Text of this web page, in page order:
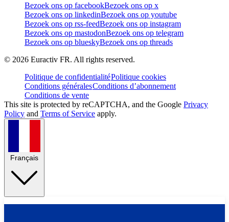
Bezoek ons op facebookBezoek ons op x
Bezoek ons op linkedinBezoek ons op youtube
Bezoek ons op rss-feedBezoek ons op instagram
Bezoek ons op mastodonBezoek ons op telegram
Bezoek ons op blueskyBezoek ons op threads
© 2026 Euractiv FR. All rights reserved.
Politique de confidentialitéPolitique cookies
Conditions généralesConditions d’abonnement
Conditions de vente
This site is protected by reCAPTCHA, and the Google Privacy
Policy and Terms of Service apply.
Français